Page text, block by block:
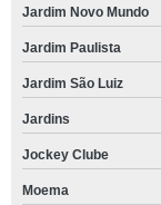
Jardim Novo Mundo
Jardim Paulista
Jardim São Luiz
Jardins
Jockey Clube
Moema